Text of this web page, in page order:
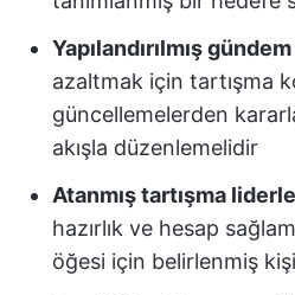
Yapılandırılmış
azaltmak için tartışma
güncellemelerden
akışla düzenlemelidir
Atanmış tartışma
hazırlık ve hesap
öğesi için belirlenmiş